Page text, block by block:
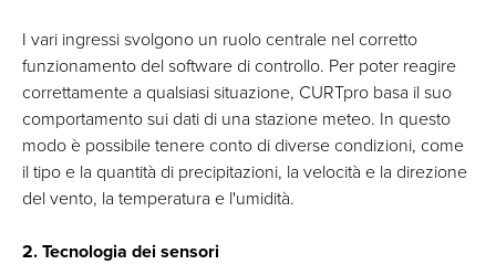
I vari ingressi svolgono un ruolo centrale nel corretto
funzionamento del software di controllo. Per poter reagire
correttamente a qualsiasi situazione, CURTpro basa il suo
comportamento sui dati di una stazione meteo. In questo
modo è possibile tenere conto di diverse condizioni, come
il tipo e la quantità di precipitazioni, la velocità e la direzione
del vento, la temperatura e l'umidità.
2. Tecnologia dei sensori